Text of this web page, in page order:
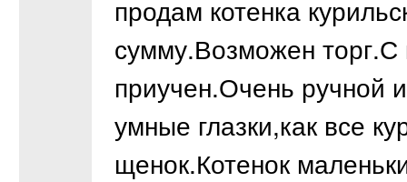
продам котенка
сумму.Возможен торг.С
приучен.Очень ручной
умные глазки,как все
щенок.Котенок